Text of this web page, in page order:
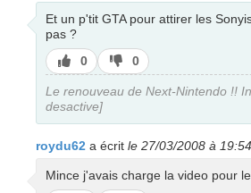
Et un p'tit GTA pour attirer les
pas ?
J’aime
0
J’aime
pas
0
Le renouveau de Next-Nintendo !!
desactive]
roydu62 a écrit le 27/03/2008 à 19:54
Mince j'avais charge la video pour